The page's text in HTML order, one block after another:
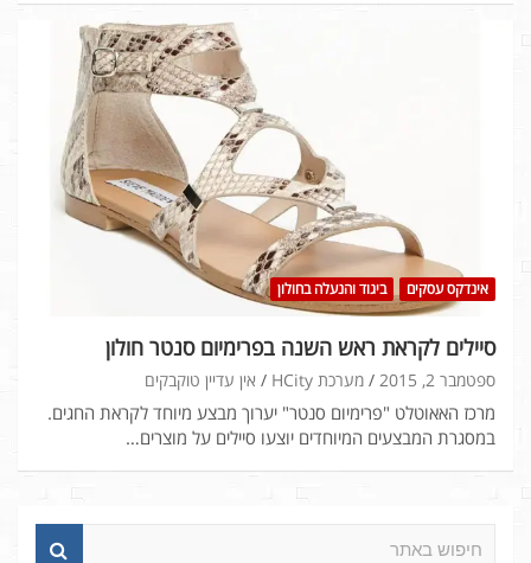
אינדקס עסקים ביגוד והנעלה בחולון
סיילים לקראת ראש השנה בפרימיום סנטר חולון
ספטמבר 2, 2015 מערכת HCity אין עדיין טוקבקים
מרכז האאוטלט "פרימיום סנטר" יערוך מבצע מיוחד לקראת החגים.
במסגרת המבצעים המיוחדים יוצעו סיילים על מוצרים…